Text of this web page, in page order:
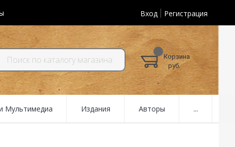
Вход Регистрация
Корзина
руб.
Мультимедиа Издания Авторы ...